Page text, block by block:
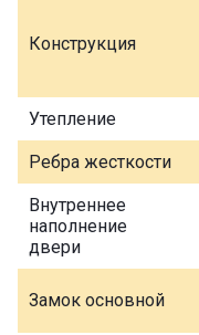
Конструкция
Утепление
Ребра жесткости
Внутреннее
наполнение
двери
Замок основной